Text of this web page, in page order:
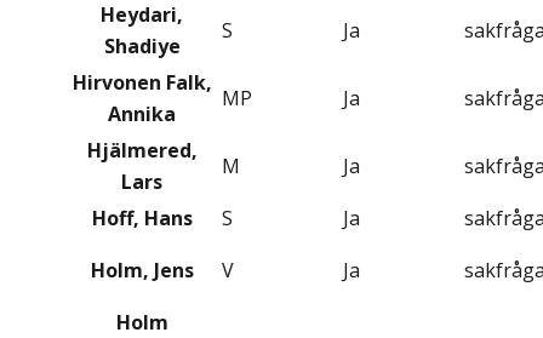
Heydari,
Shadiye
S Ja
Hirvonen Falk,
Annika
MP Ja
Hjälmered,
Lars
M Ja
Hoff, Hans
S Ja
Holm, Jens
V Ja
Holm